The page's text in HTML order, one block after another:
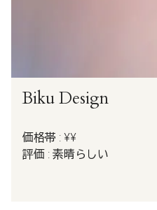
Biku Design
価格帯 : ¥¥
評価 : 素晴らしい